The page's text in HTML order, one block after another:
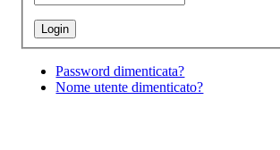
Password dimenticata?
Nome utente dimenticato?